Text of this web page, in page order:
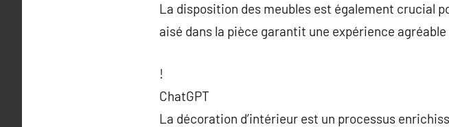
La disposition des meubles est également crucial
aisé dans la pièce garantit une expérience
!
ChatGPT
La décoration d’intérieur est un processus